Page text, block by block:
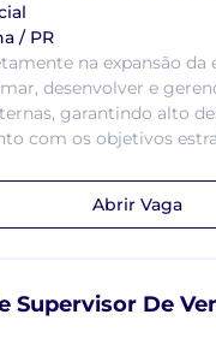
/ PR
na expansão da
desenvolver e
garantindo alto
com os objetivos
Abrir Vaga
Supervisor De